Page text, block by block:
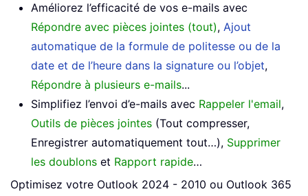
Améliorez l’efficacité de vos e-mails avec
Répondre avec pièces jointes (tout), Ajout
automatique de la formule de politesse ou de la
date et de l’heure dans la signature ou l’objet,
Répondre à plusieurs e-mails...
Simplifiez l’envoi d’e-mails avec Rappeler l'email,
Outils de pièces jointes (Tout compresser,
Enregistrer automatiquement tout…), Supprimer
les doublons et Rapport rapide…
Optimisez votre Outlook 2024 - 2010 ou Outlook 365